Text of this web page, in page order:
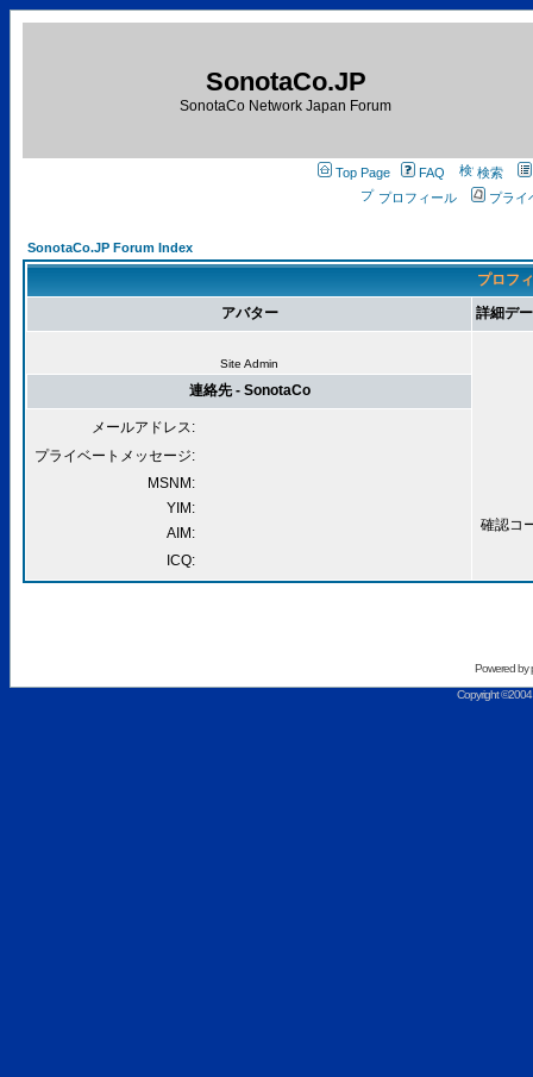
SonotaCo.JP
SonotaCo Network Japan Forum
Top Page FAQ
検索
プロフィール
プライ
SonotaCo.JP Forum Index
プロフ
アバター
詳細デ
Site Admin
確認コ
連絡先 - SonotaCo
メールアドレス:
プライベートメッセージ:
MSNM:
YIM:
AIM:
ICQ:
Powered by
Copyright ©2004